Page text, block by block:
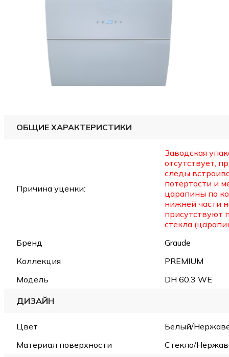
ОБЩИЕ ХАРАКТЕРИСТИКИ
Причина уценки:
Заводская
отсутствует,
следы
потертости и
царапины по
нижней части
присутствуют
стекла
Бренд
Graude
Коллекция
PREMIUM
Модель
DH 60.3 WE
ДИЗАЙН
Цвет
Белый/
Материал поверхности
Стекло/